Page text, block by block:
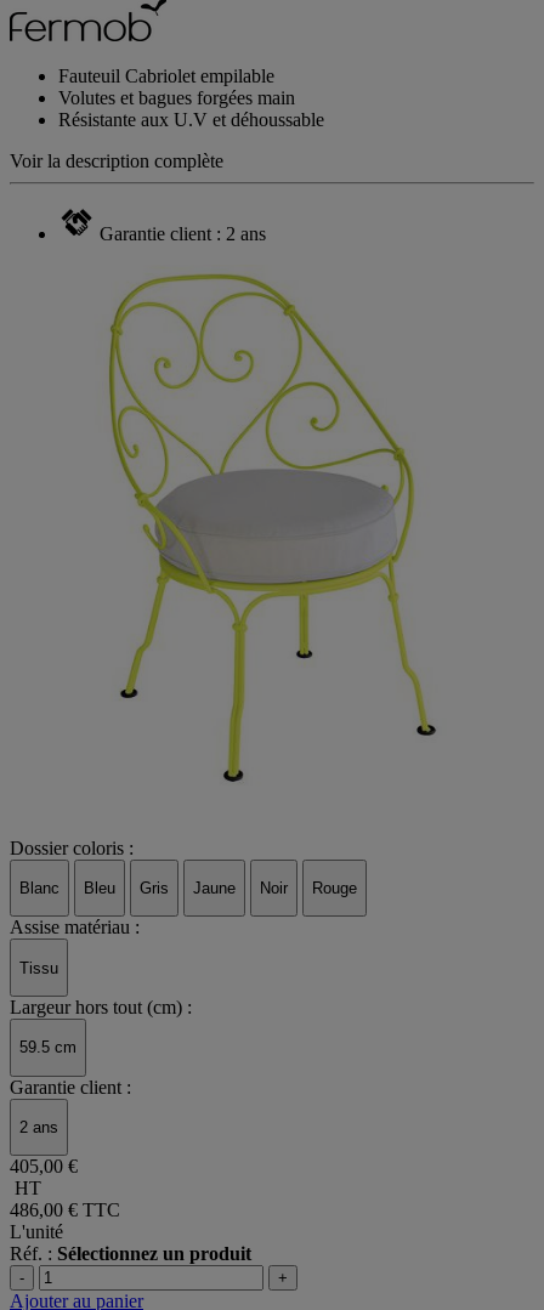
Fauteuil Cabriolet empilable
Volutes et bagues forgées main
Voir la description complète
Dossier coloris :
Assise matériau :
Largeur hors tout (cm) :
Garantie client :
405,00 €
HT
486,00 €
L'unité
Réf. :Sélectionnez un produit
-